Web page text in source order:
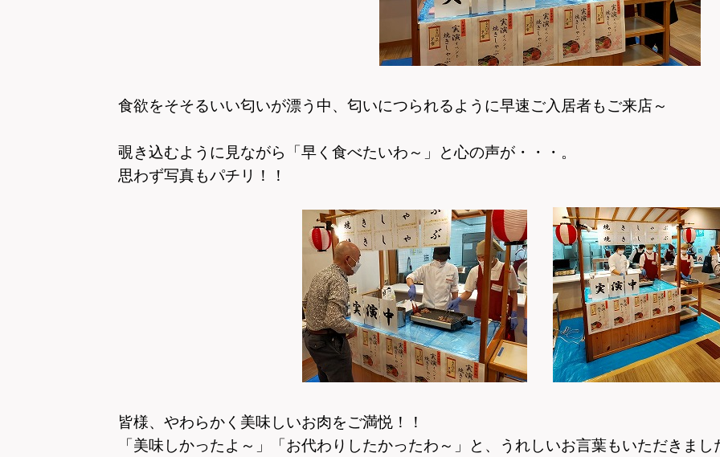
食欲をそそるいい匂いが漂う中、 匂いにつられるように早速ご入居者もご来店～
覗き込むように見ながら
「早く食べたいわ～」と心の声が・・・。
思わず写真もパチリ！！
皆様、やわらかく美味しいお肉をご満悦！！
「美味しかったよ～」
「お代わりしたかったわ～」 と、うれしいお言葉もいただきまし